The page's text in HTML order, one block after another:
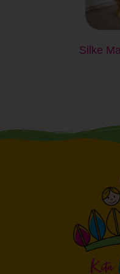
Silke
Person, Behörde,
i) Empfänger
Unionsrecht oder
möglicherweise
gelten jedoch nicht
Dritter ist eine
Behörde,
betroffenen
unmittelbaren
oder des
k) Einwilligung